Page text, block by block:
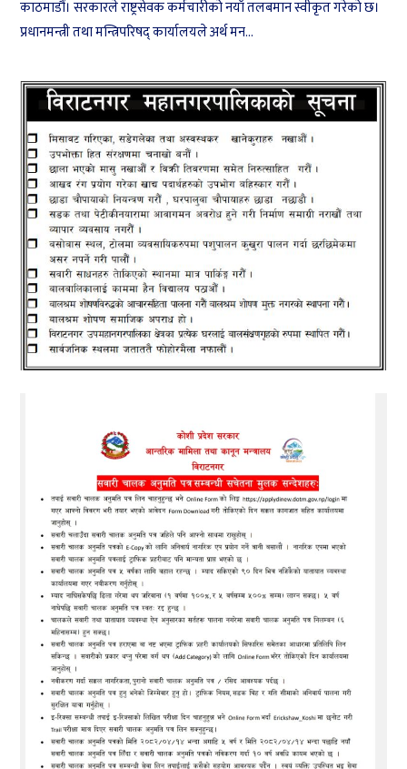
काठमाडौं। सरकारले राष्ट्रसेवक कर्मचारीको नयाँ तलबमान स्वीकृत गरेको छ।
प्रधानमन्त्री तथा मन्त्रिपरिषद् कार्यालयले अर्थ मन...